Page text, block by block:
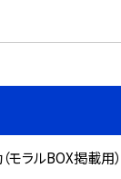
ラルBOX掲載用）